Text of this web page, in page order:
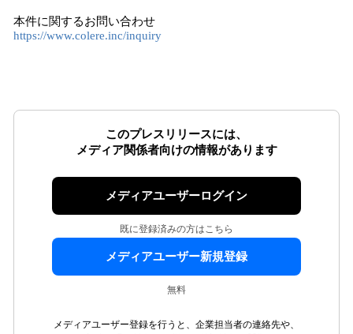
本件に関するお問い合わせ
https://www.colere.inc/inquiry
このプレスリリースには、
メディア関係者向けの情報があります
メディアユーザーログイン
既に登録済みの方はこちら
メディアユーザー新規登録
無料
メディアユーザー登録を行うと、企業担当者の連絡先や、